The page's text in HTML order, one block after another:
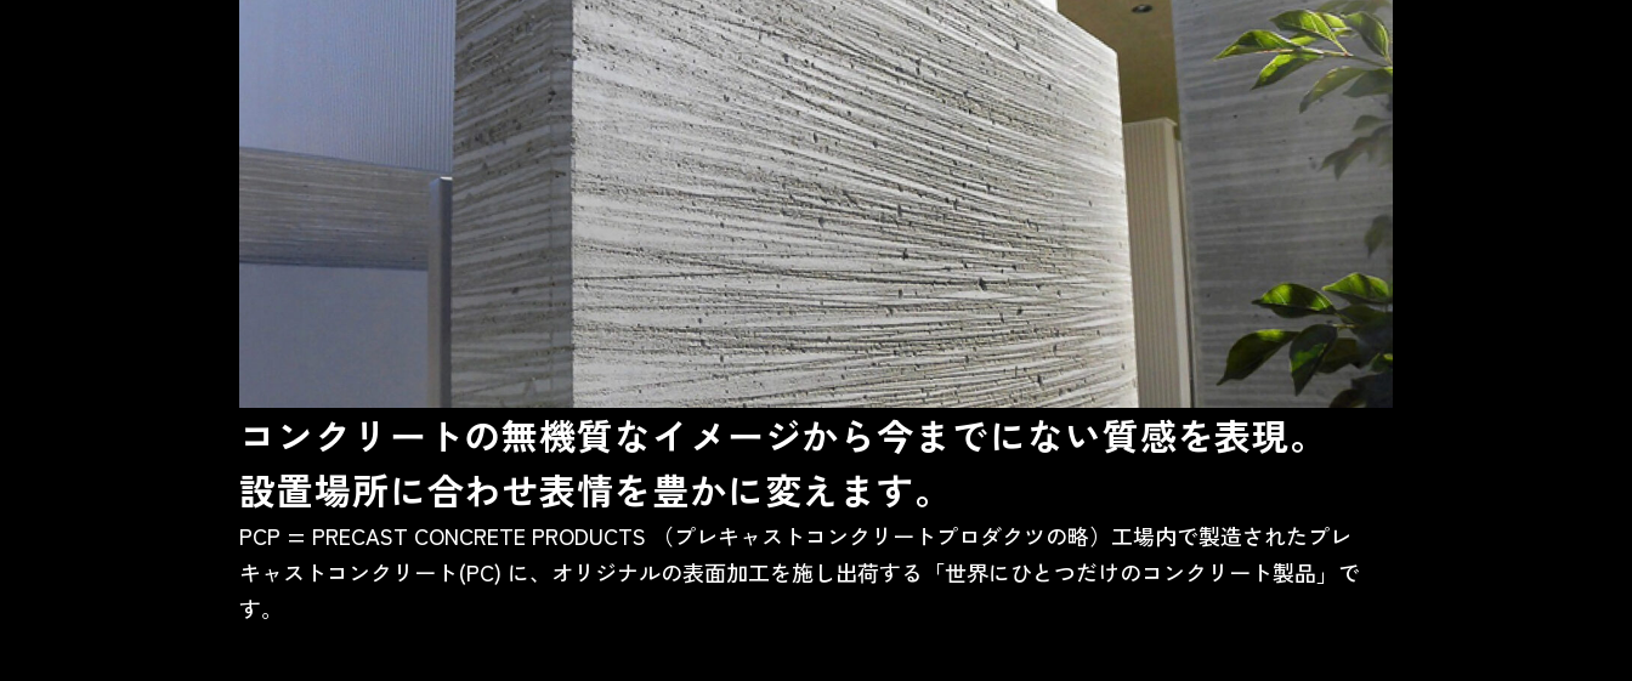
コンクリートの無機質なイメージから今までにない質感を表現。
設置場所に合わせ表情を豊かに変えます。
PCP = PRECAST CONCRETE PRODUCTS （プレキャストコンクリートプロダクツの略）工場内で製造されたプレ
キャストコンクリート(PC) に、オリジナルの表面加工を施し出荷する「世界にひとつだけのコンクリート製品」で
す。